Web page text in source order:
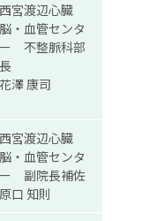
西宮渡辺心臓
脳・血管センタ
ー 不整脈科部
長
花澤 康司
西宮渡辺心臓
脳・血管センタ
ー 副院長補佐
原口 知則